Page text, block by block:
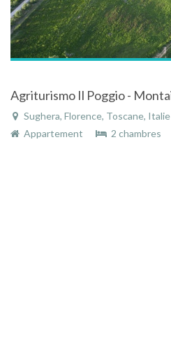
Sughera, Florence, Toscane, Italie
Appartement
2 chambres